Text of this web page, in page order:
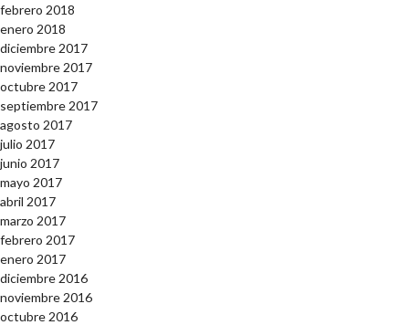
febrero 2018
enero 2018
diciembre 2017
noviembre 2017
octubre 2017
septiembre 2017
agosto 2017
julio 2017
junio 2017
mayo 2017
abril 2017
marzo 2017
febrero 2017
enero 2017
diciembre 2016
noviembre 2016
octubre 2016